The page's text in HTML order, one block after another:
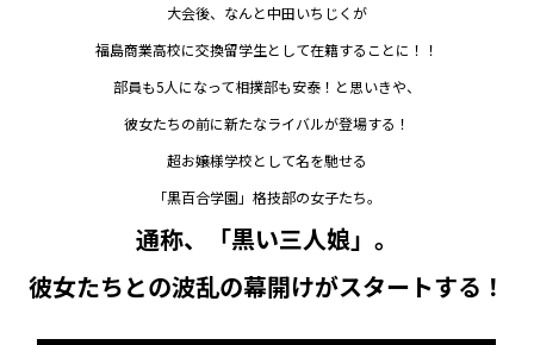
大会後、なんと中田いちじくが
福島商業高校に交換留学生として在籍することに！！
部員も5人になって相撲部も安泰！と思いきや、
彼女たちの前に新たなライバルが登場する！
超お嬢様学校として名を馳せる
「黒百合学園」格技部の女子たち。
通称、「黒い三人娘」。
彼女たちとの波乱の幕開けがスタートする！